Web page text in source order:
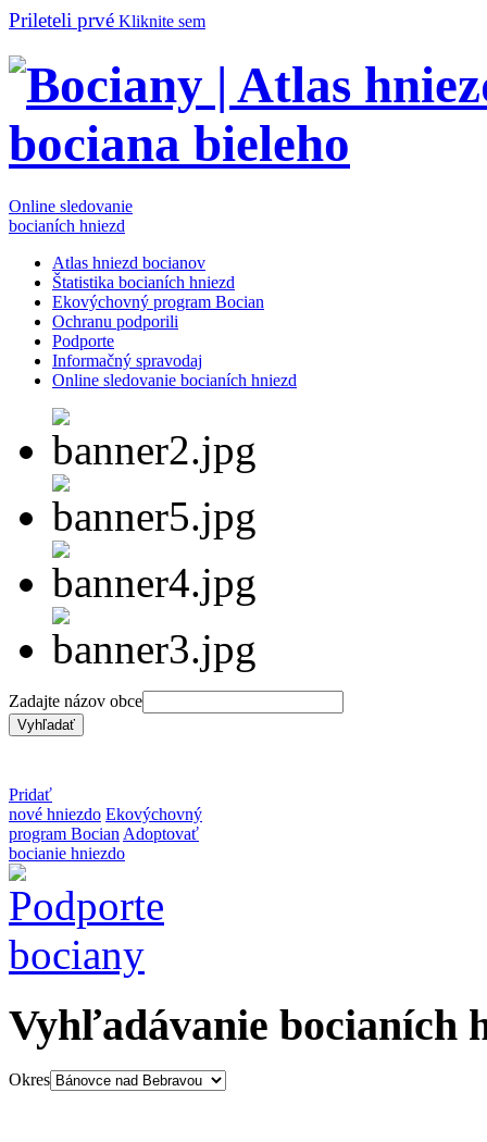
Prileteli prvé Kliknite sem
Online sledovanie
bocianích hniezd
Atlas hniezd bocianov
Štatistika bocianích hniezd
Ekovýchovný program Bocian
Ochranu podporili
Podporte
Informačný spravodaj
Online sledovanie bocianích hniezd
Zadajte názov obce
Pridať
nové hniezdo Ekovýchovný
program Bocian Adoptovať
bocianie hniezdo
Vyhľadávanie bocianích
Okres